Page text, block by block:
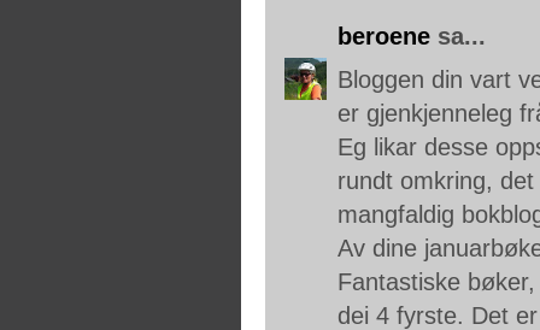
beroene sa...
Bloggen din vart
er gjenkjenneleg
Eg likar desse
rundt omkring,
mangfaldig
Av dine
Fantastiske
dei 4 fyrste. Det